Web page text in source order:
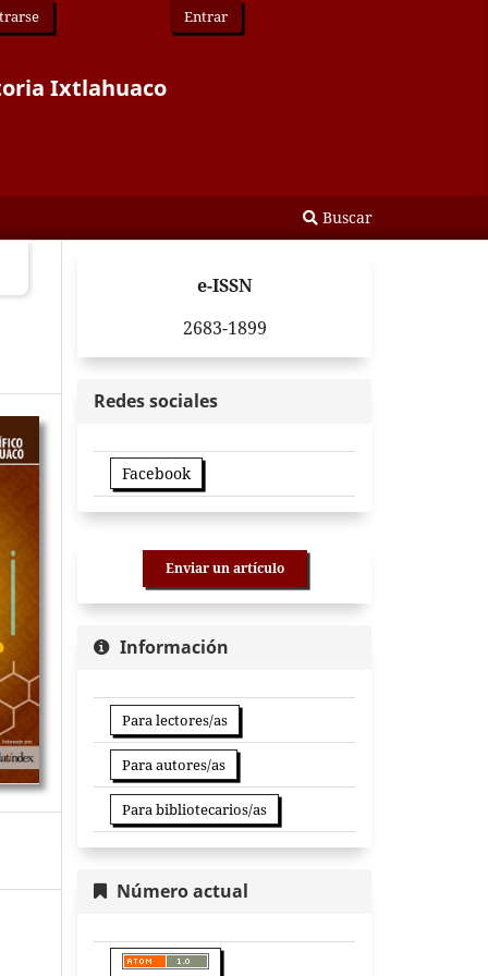
Ixtlahuaco
Buscar
Entrar
e-ISSN
2683-1899
Redes sociales
Facebook
Enviar un artículo
Información
Para lectores/as
Para autores/as
Para bibliotecarios/as
Número actual